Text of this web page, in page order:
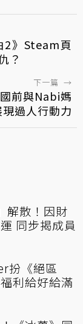
2》Steam頁
？
下一篇 →
前與Nabi媽
過人行動力
解散！因財
同步揭成員
扮《絕區
利給好給滿